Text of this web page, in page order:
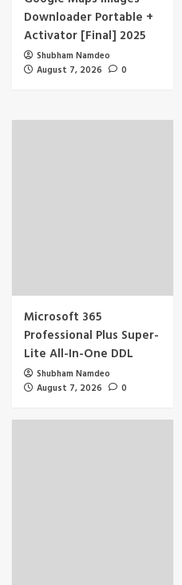
Downloader Portable +
Activator [Final] 2025
Shubham Namdeo
August 7, 2026
0
Microsoft 365
Professional Plus Super-
Lite All-In-One DDL
Shubham Namdeo
August 7, 2026
0